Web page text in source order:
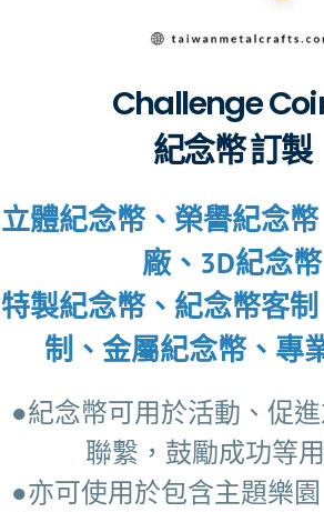
Challenge
紀念幣 訂製
立體紀念幣、榮譽紀念
廠、3D紀念幣
特製紀念幣、紀念幣客
制、金屬紀念幣、專
●紀念幣可用於活動、促
聯繫，鼓勵成功等
●亦可使用於包含主題樂園